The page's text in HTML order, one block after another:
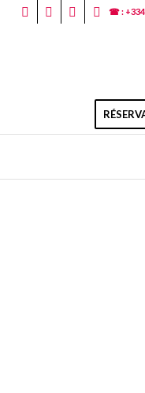
☎ :